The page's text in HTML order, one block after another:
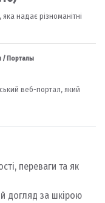
переваги та як
догляд за шкірою